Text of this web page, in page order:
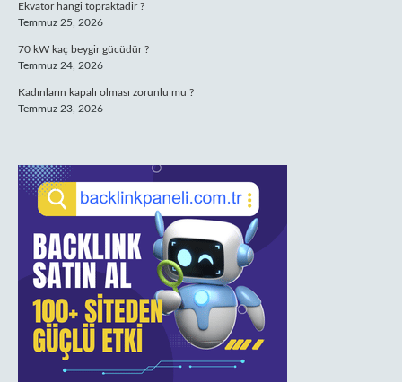
Ekvator hangi topraktadir ?
Temmuz 25, 2026
70 kW kaç beygir gücüdür ?
Temmuz 24, 2026
Kadınların kapalı olması zorunlu mu ?
Temmuz 23, 2026